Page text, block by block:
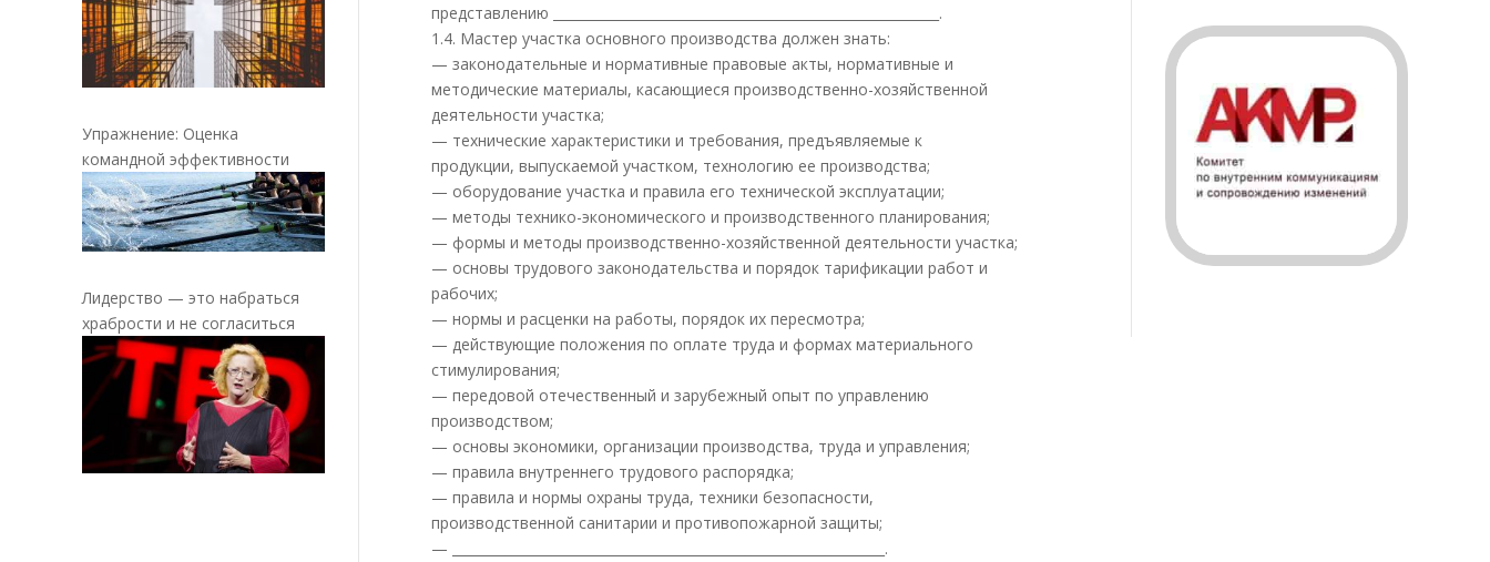
Упражнение: Оценка
командной эффективности
Лидерство — это набраться
храбрости и не согласиться
представлению __________________________________________________________.
1.4. Мастер участка основного производства должен знать:
— законодательные и нормативные правовые акты, нормативные и
методические материалы, касающиеся производственно-хозяйственной
деятельности участка;
— технические характеристики и требования, предъявляемые к
продукции, выпускаемой участком, технологию ее производства;
— оборудование участка и правила его технической эксплуатации;
— методы технико-экономического и производственного планирования;
— формы и методы производственно-хозяйственной деятельности участка;
— основы трудового законодательства и порядок тарификации работ и
рабочих;
— нормы и расценки на работы, порядок их пересмотра;
— действующие положения по оплате труда и формах материального
стимулирования;
— передовой отечественный и зарубежный опыт по управлению
производством;
— основы экономики, организации производства, труда и управления;
— правила внутреннего трудового распорядка;
— правила и нормы охраны труда, техники безопасности,
производственной санитарии и противопожарной защиты;
— _________________________________________________________________.